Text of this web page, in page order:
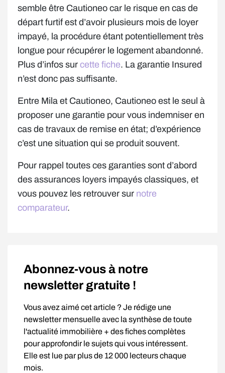
semble être Cautioneo car le risque en cas de
départ furtif est d’avoir plusieurs mois de loyer
impayé, la procédure étant potentiellement très
longue pour récupérer le logement abandonné.
Plus d’infos sur cette fiche. La garantie Insured
n’est donc pas suffisante.
Entre Mila et Cautioneo, Cautioneo est le seul à
proposer une garantie pour vous indemniser en
cas de travaux de remise en état; d’expérience
c’est une situation qui se produit souvent.
Pour rappel toutes ces garanties sont d’abord
des assurances loyers impayés classiques, et
vous pouvez les retrouver sur notre
comparateur.
Abonnez-vous à notre
newsletter gratuite !
Vous avez aimé cet article ? Je rédige une
newsletter mensuelle avec la synthèse de toute
l'actualité immobilière + des fiches complètes
pour approfondir le sujets qui vous intéressent.
Elle est lue par plus de 12 000 lecteurs chaque
mois.